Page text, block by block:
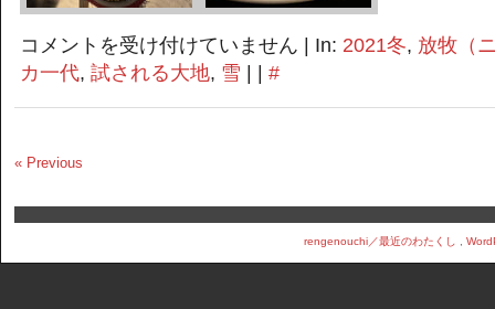
密
か
に
放
3
コメントを受け付けていません | In: 2021冬, 放牧（
カ一代, 試される大地, 雪 #
« Previous
rengenouchi／最近のわたくし ,